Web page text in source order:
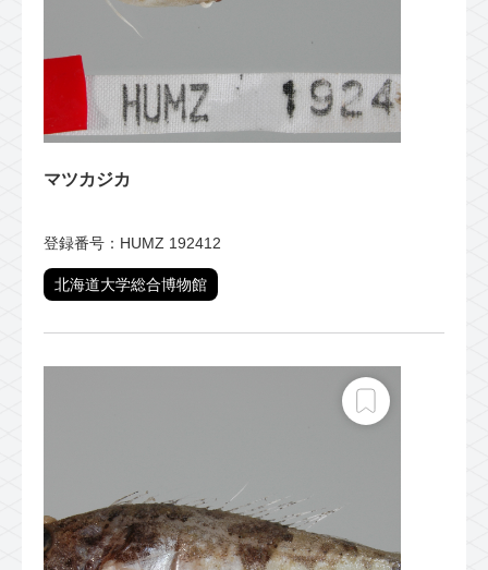
マツカジカ
登録番号：HUMZ 192412
北海道大学総合博物館